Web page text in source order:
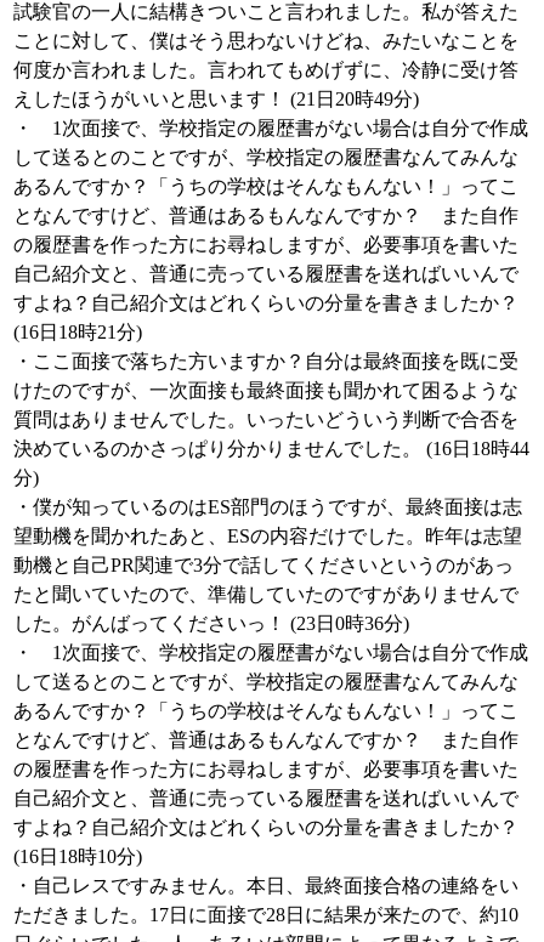
試験官の一人に結構きついこと言われました。私が答えた
ことに対して、僕はそう思わないけどね、みたいなことを
何度か言われました。言われてもめげずに、冷静に受け答
えしたほうがいいと思います！ (21日20時49分)
・ 1次面接で、学校指定の履歴書がない場合は自分で作成
して送るとのことですが、学校指定の履歴書なんてみんな
あるんですか？「うちの学校はそんなもんない！」ってこ
となんですけど、普通はあるもんなんですか？ また自作
の履歴書を作った方にお尋ねしますが、必要事項を書いた
自己紹介文と、普通に売っている履歴書を送ればいいんで
すよね？自己紹介文はどれくらいの分量を書きましたか？
(16日18時21分)
・ここ面接で落ちた方いますか？自分は最終面接を既に受
けたのですが、一次面接も最終面接も聞かれて困るような
質問はありませんでした。いったいどういう判断で合否を
決めているのかさっぱり分かりませんでした。 (16日18時44
分)
・僕が知っているのはES部門のほうですが、最終面接は志
望動機を聞かれたあと、ESの内容だけでした。昨年は志望
動機と自己PR関連で3分で話してくださいというのがあっ
たと聞いていたので、準備していたのですがありませんで
した。がんばってくださいっ！ (23日0時36分)
・ 1次面接で、学校指定の履歴書がない場合は自分で作成
して送るとのことですが、学校指定の履歴書なんてみんな
あるんですか？「うちの学校はそんなもんない！」ってこ
となんですけど、普通はあるもんなんですか？ また自作
の履歴書を作った方にお尋ねしますが、必要事項を書いた
自己紹介文と、普通に売っている履歴書を送ればいいんで
すよね？自己紹介文はどれくらいの分量を書きましたか？
(16日18時10分)
・自己レスですみません。本日、最終面接合格の連絡をい
ただきました。17日に面接で28日に結果が来たので、約10